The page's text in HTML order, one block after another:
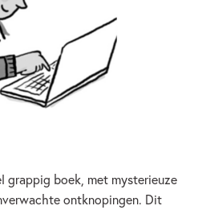
grappig boek, met mysterieuze
ontknopingen. Dit